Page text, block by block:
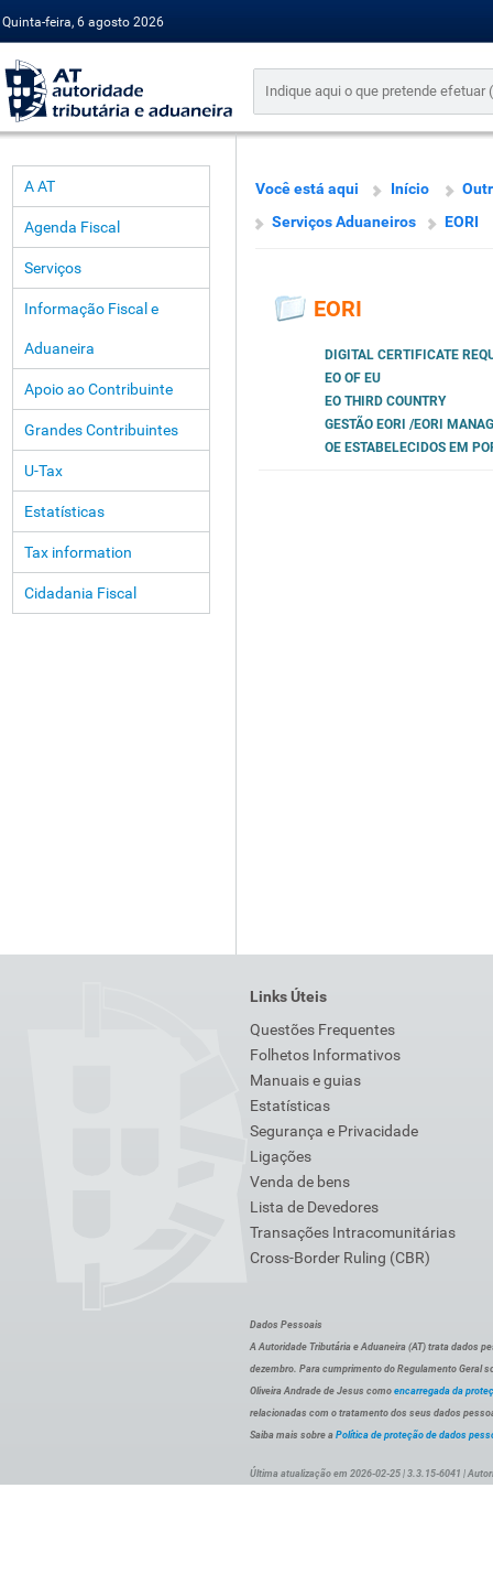
Quinta-feira, 6 agosto 2026
A AT
Agenda Fiscal
Serviços
Informação Fiscal e
Aduaneira
Apoio ao Contribuinte
Grandes Contribuintes
U-Tax
Estatísticas
Tax information
Cidadania Fiscal
Você está aqui Início
Serviços Aduaneiros
EORI
EORI
DIGITAL CERTIFICATE
EO OF EU
EO THIRD COUNTRY
GESTÃO EORI /EORI
OE ESTABELECIDOS EM
Links Úteis
Questões Frequentes
Folhetos Informativos
Manuais e guias
Estatísticas
Segurança e Privacidade
Ligações
Venda de bens
Lista de Devedores
Transações Intracomunitárias
Cross-Border Ruling (CBR)
Dados Pessoais
A Autoridade Tributária e Aduaneira (AT) trata dados
dezembro. Para cumprimento do Regulamento Geral
Oliveira Andrade de Jesus como encarregada da
relacionadas com o tratamento dos seus dados
Saiba mais sobre a Política de proteção de dados
Última atualização em 2026-02-25 | 3.3.15-6041 |